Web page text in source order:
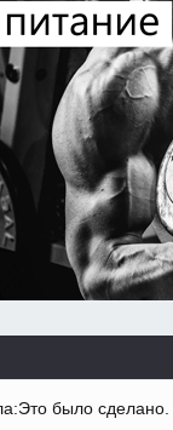
было сделано.